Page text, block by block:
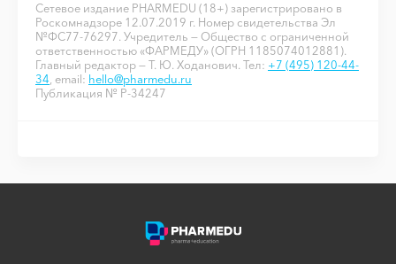
Сетевое издание PHARMEDU (18+) зарегистрировано в
Роскомнадзоре 12.07.2019 г. Номер свидетельства Эл
№ФС77-76297. Учредитель — Общество с ограниченной
ответственностью «ФАРМЕДУ» (ОГРН 1185074012881).
Главный редактор — Т. Ю. Ходанович. Тел: +7 (495) 120-44-
34 , email: hello@pharmedu.ru
Публикация № P-34247